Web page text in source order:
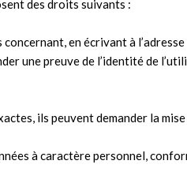
des droits suivants :
en écrivant à
une preuve de l’identité de
ils peuvent demander la mise
à caractère personnel,